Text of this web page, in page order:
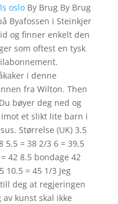
osloBy Brug By Brug
Byafossen i Steinkjer
og finner enkelt den
som oftest en tysk
i denne
fra Wilton. Then
bøyer deg ned og
et slikt lite barn i
Størrelse (UK) 3.5
5.5 = 38 2/3 6 = 39,5
42 8.5 bondage 42
10.5 = 45 1/3 Jeg
deg at regjeringen
kunst skal ikke